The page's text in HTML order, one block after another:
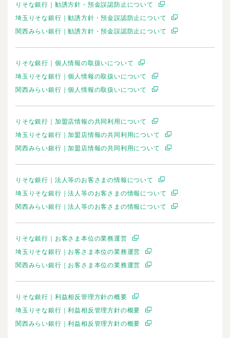
りそな銀行｜勧誘方針・預金誤認防止について
埼玉りそな銀行｜勧誘方針・預金誤認防止について
関西みらい銀行｜勧誘方針・預金誤認防止について
りそな銀行｜個人情報の取扱いについて
埼玉りそな銀行｜個人情報の取扱いについて
関西みらい銀行｜個人情報の取扱いについて
りそな銀行｜加盟店情報の共同利用について
埼玉りそな銀行｜加盟店情報の共同利用について
関西みらい銀行｜加盟店情報の共同利用について
りそな銀行｜法人等のお客さまの情報について
埼玉りそな銀行｜法人等のお客さまの情報について
関西みらい銀行｜法人等のお客さまの情報について
りそな銀行｜お客さま本位の業務運営
埼玉りそな銀行｜お客さま本位の業務運営
関西みらい銀行｜お客さま本位の業務運営
りそな銀行｜利益相反管理方針の概要
埼玉りそな銀行｜利益相反管理方針の概要
関西みらい銀行｜利益相反管理方針の概要